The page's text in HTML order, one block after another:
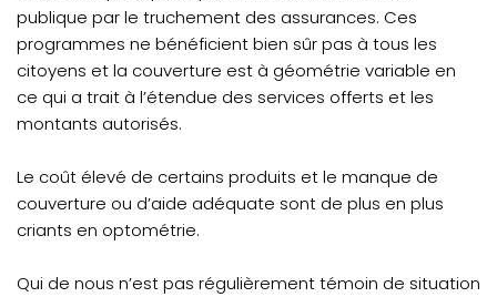
publique par le truchement des assurances. Ces
programmes ne bénéficient bien sûr pas à tous les
citoyens et la couverture est à géométrie variable en
ce qui a trait à l’étendue des services offerts et les
montants autorisés.
Le coût élevé de certains produits et le manque de
couverture ou d’aide adéquate sont de plus en plus
criants en optométrie.
Qui de nous n’est pas régulièrement témoin de situation